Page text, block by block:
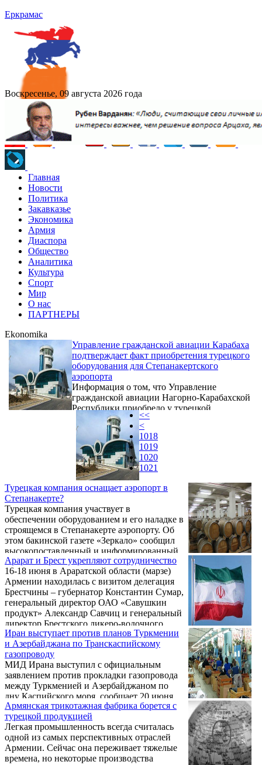
Еркрамас
Воскресенье, 09 августа 2026 года
Главная
Новости
Политика
Закавказье
Экономика
Армия
Диаспора
Общество
Аналитика
Культура
Спорт
Мир
О нас
ПАРТНЕРЫ
Ekonomika
Управление гражданской авиации Карабаха
подтверждает факт приобретения турецкого
оборудования для Степанакертского
аэропорта
Информация о том, что Управление
гражданской авиации Нагорно-Карабахской
Республики приобрело у турецкой
компании оборудование для аэропорта
Степанакерта, соответствует
действительности. Об этом в беседе с
корреспондентом Новости Армении -
NEWS.am заявил начальник Главного
управления гражданской авиации Нагорно-
Карабахской Республики Дмитрий
Адбашян.
Турецкая компания оснащает аэропорт в
Степанакерте?
Турецкая компания участвует в
обеспечении оборудованием и его наладке в
строящемся в Степанакерте аэропорту. Об
этом бакинской газете «Зеркало» сообщил
высокопоставленный и информированный
источник в МИД Турции.
Арарат и Брест укрепляют сотрудничество
16-18 июня в Араратской области (марзе)
Армении находилась с визитом делегация
Брестчины – губернатор Константин Сумар,
генеральный директор ОАО «Савушкин
продукт» Александр Савчиц и генеральный
директор Брестского ликеро-водочного
завода «Белалко» Александр Романовский.
Иран выступает против планов Туркмении
и Азербайджана по Транскаспийскому
газопроводу
МИД Ирана выступил с официальным
заявлением против прокладки газопровода
между Туркменией и Азербайджаном по
дну Каспийского моря, сообщает 20 июня
грузинское издание The Messenger Online.
Иранская сторона настаивает, что любые
важные решения по этому вопросу должны
приниматься только после совместного
соглашения и согласия всех пяти
прикаспийских стран. Тегеран призвал не
Армянская трикотажная фабрика борется с
турецкой продукцией
Легкая промышленность всегда считалась
одной из самых перспективных отраслей
Армении. Сейчас она переживает тяжелые
времена, но некоторые производства
<<
<
1018
1019
1020
1021